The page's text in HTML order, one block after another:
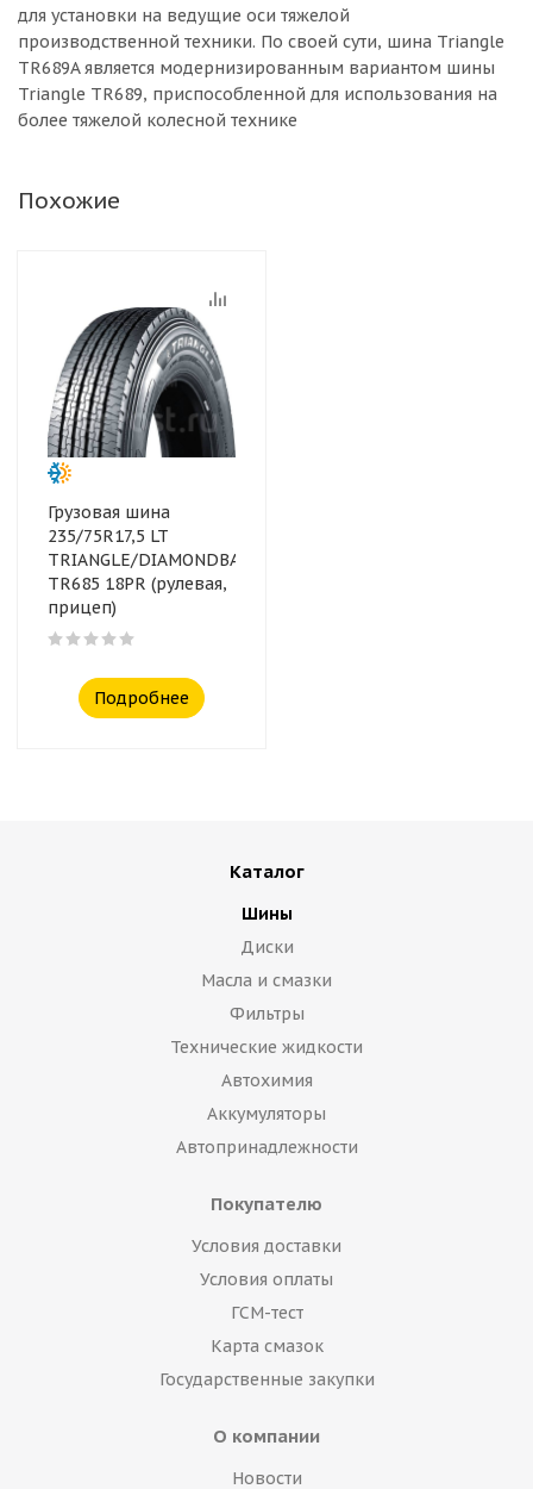
для установки на ведущие оси тяжелой
производственной техники. По своей сути, шина Triangle
TR689A является модернизированным вариантом шины
Triangle TR689, приспособленной для использования на
более тяжелой колесной технике
Похожие
Грузовая шина
235/75R17,5 LT
TRIANGLE/DIAMONDBACK
TR685 18PR (рулевая,
прицеп)
Подробнее
Каталог
Шины
Диски
Масла и смазки
Фильтры
Технические жидкости
Автохимия
Аккумуляторы
Автопринадлежности
Покупателю
Условия доставки
Условия оплаты
ГСМ-тест
Карта смазок
Государственные закупки
О компании
Новости